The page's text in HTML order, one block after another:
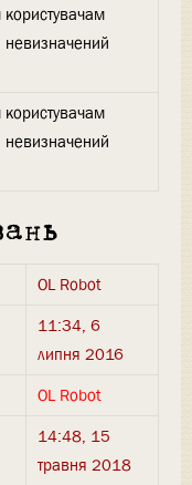
користувачам
невизначений
користувачам
невизначений
OL Robot
11:34, 6
липня 2016
OL Robot
14:48, 15
травня 2018